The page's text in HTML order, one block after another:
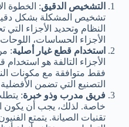
التشخيص الدقيق: الخطوة
تشخيص المشكلة بشكل
النظام وتحديد الأجزاء
الأجزاء الحساسات،
استخدام قطع غيار أصلية:
الأجزاء التالفة هو
فقط متوافقة مع مكونات
التصنيع التي تضمن الأفضلية
فريق مدرب وذو خبرة:
خاصة. لذلك، يجب أن يكون
تقنيات الصيانة. يتمتع